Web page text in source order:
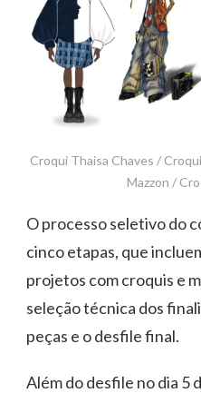
Croqui Thaisa Chaves /
Mazzon /
O processo seletivo do
cinco etapas, que
projetos com croquis e
seleção técnica dos
peças e o desfile final.
Além do desfile no dia 5